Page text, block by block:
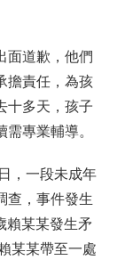
面道歉，他們
擔責任，為孩
十多天，孩子
專業輔導。
，一段未成年
查，事件發生
賴某某發生矛
某某帶至一處